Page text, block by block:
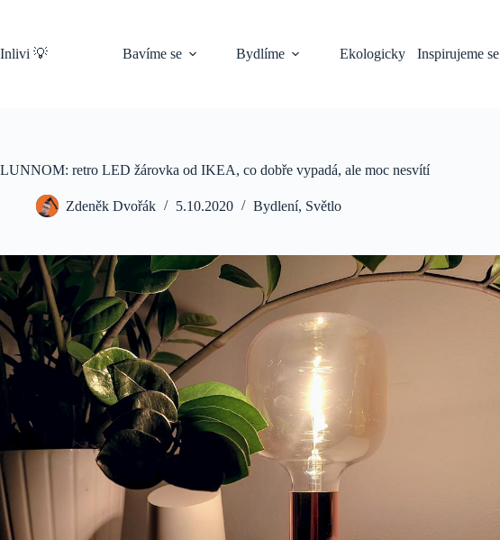
Inlivi 💡
Bavíme se Bydlíme Ekologicky Inspirujeme se
LUNNOM: retro LED žárovka od IKEA, co dobře vypadá, ale moc nesvítí
Zdeněk Dvořák 5.10.2020 Bydlení, Světlo